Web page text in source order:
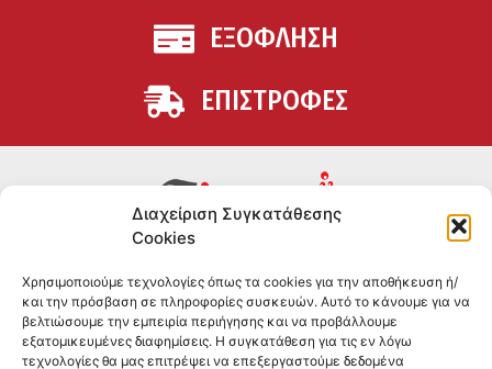
Διαχείριση Συγκατάθεσης
Cookies
Χρησιμοποιούμε τεχνολογίες όπως τα cookies για την αποθήκευση ή/
και την πρόσβαση σε πληροφορίες συσκευών. Αυτό το κάνουμε για να
βελτιώσουμε την εμπειρία περιήγησης και να προβάλλουμε
εξατομικευμένες διαφημίσεις. Η συγκατάθεση για τις εν λόγω
τεχνολογίες θα μας επιτρέψει να επεξεργαστούμε δεδομένα
ΕΞΟΦΛΗΣΗ
ΕΠΙΣΤΡΟΦΕΣ
θέλουν να βελτιώσουν τη διατροφή και την υγεία τους.
Επώνυμα brands και εμπειρία ετών στο χώρο.